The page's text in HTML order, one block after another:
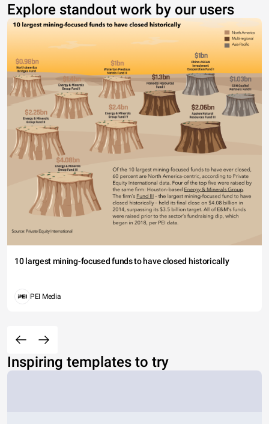
Explore standout work by our users
10 largest mining-focused funds to have closed historically
PEI Media
Inspiring templates to try